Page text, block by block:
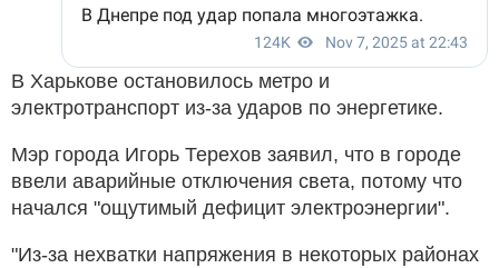
В Харькове остановилось метро и
электротранспорт из-за ударов по энергетике.
Мэр города Игорь Терехов заявил, что в городе
ввели аварийные отключения света, потому что
начался "ощутимый дефицит электроэнергии".
"Из-за нехватки напряжения в некоторых районах